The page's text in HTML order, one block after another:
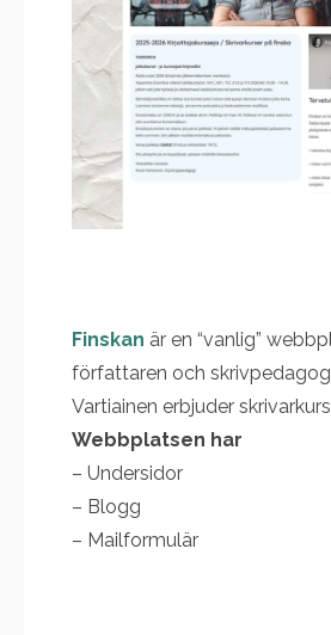
Finskan är en “vanlig”
författaren och
Vartiainen erbjuder
Webbplatsen har
– Undersidor
– Blogg
– Mailformulär